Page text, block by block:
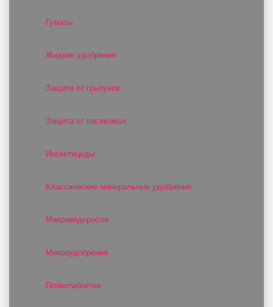
Гуматы
Жидкие удобрения
Защита от грызунов
Защита от насекомых
Инсектициды
Классические минеральные удобрения
Микроводоросли
Микроудобрения
Почвотаблетки